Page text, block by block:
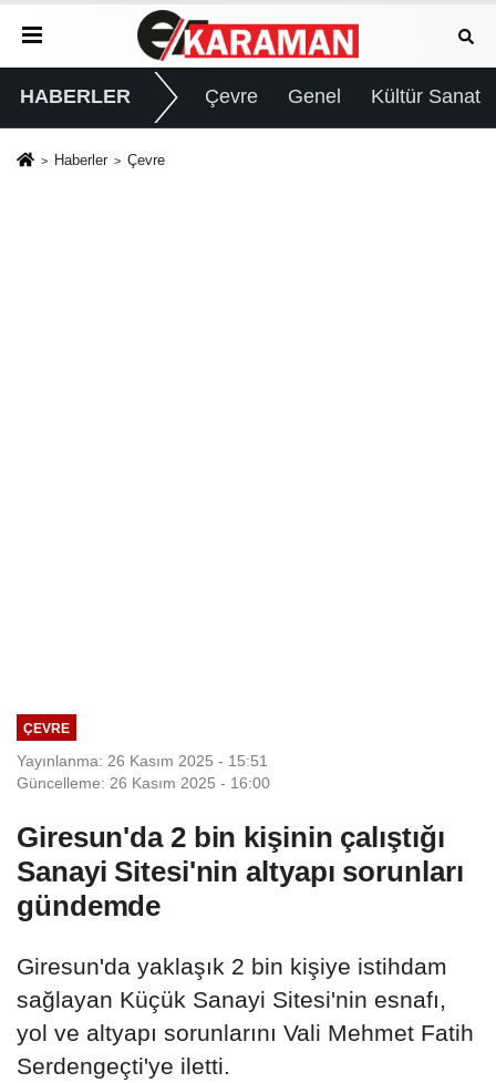
HABERLER Çevre Genel Kültür Sanat
Haberler Çevre
ÇEVRE
Yayınlanma: 26 Kasım 2025 - 15:51
Güncelleme: 26 Kasım 2025 - 16:00
Giresun'da 2 bin kişinin çalıştığı
Sanayi Sitesi'nin altyapı sorunları
gündemde
Giresun'da yaklaşık 2 bin kişiye istihdam
sağlayan Küçük Sanayi Sitesi'nin esnafı,
yol ve altyapı sorunlarını Vali Mehmet Fatih
Serdengeçti'ye iletti.